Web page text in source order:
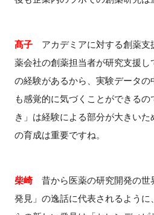
髙子アカデミアに対する創薬支
薬会社の創薬担当者が研究支援
の経験があるから、実験データの
も感覚的に気づくことができる
き」は経験による部分が大きいた
の育成は重要ですね。
柴崎昔から医薬の研究開発の世
発見」の逸話に代表されるよう